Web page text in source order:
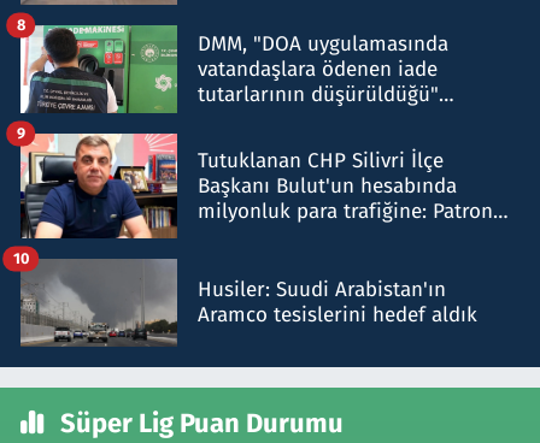
DMM, "DOA uygulamasında
vatandaşlara ödenen iade
tutarlarının düşürüldüğü"
8
Tutuklanan CHP Silivri İlçe
Başkanı Bulut'un hesabında
milyonluk para trafiğine: Patron
9
Husiler: Suudi Arabistan'ın
Aramco tesislerini hedef aldık
10
Süper Lig Puan Durumu